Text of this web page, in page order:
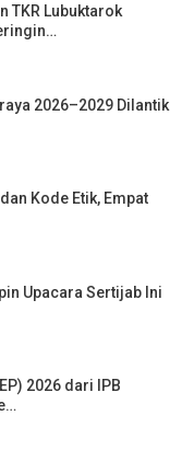
TKR Lubuktarok
2026–2029 Dilantik
Kode Etik, Empat
Upacara Sertijab Ini
2026 dari IPB